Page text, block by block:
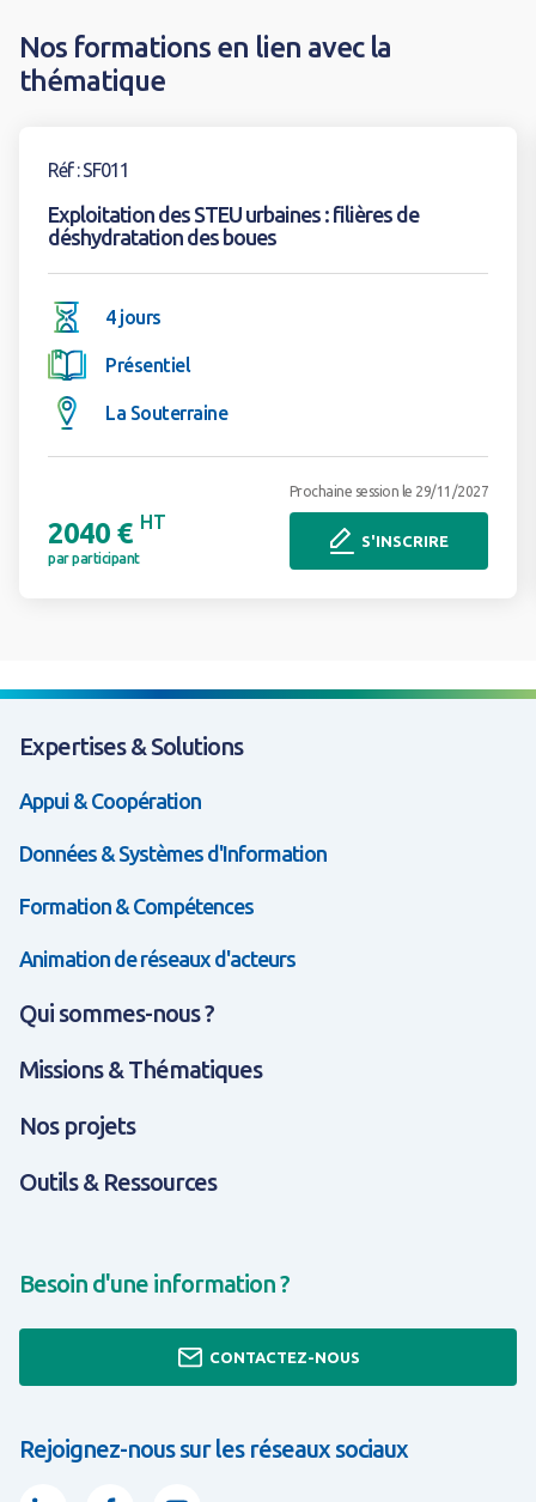
Nos formations en lien avec la
thématique
Réf : SF011
Exploitation des STEU urbaines : filières de
déshydratation des boues
4 jours
Présentiel
La Souterraine
2040 € HT
par participant
Prochaine session le 29/11/2027
S'INSCRIRE
Expertises & Solutions
Appui & Coopération
Données & Systèmes d'Information
Formation & Compétences
Animation de réseaux d'acteurs
Qui sommes-nous ?
Missions & Thématiques
Nos projets
Outils & Ressources
Besoin d'une information ?
CONTACTEZ-NOUS
Rejoignez-nous sur les réseaux sociaux